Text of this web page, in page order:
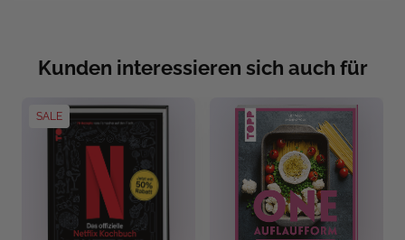
Kunden interessieren sich auch für
SALE